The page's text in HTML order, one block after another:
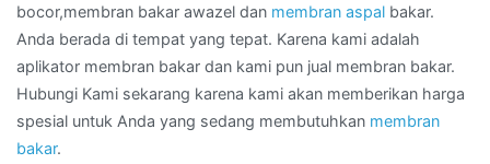
bocor,membran bakar awazel dan membran aspal bakar.
Anda berada di tempat yang tepat. Karena kami adalah
aplikator membran bakar dan kami pun jual membran bakar.
Hubungi Kami sekarang karena kami akan memberikan harga
spesial untuk Anda yang sedang membutuhkan membran
bakar.